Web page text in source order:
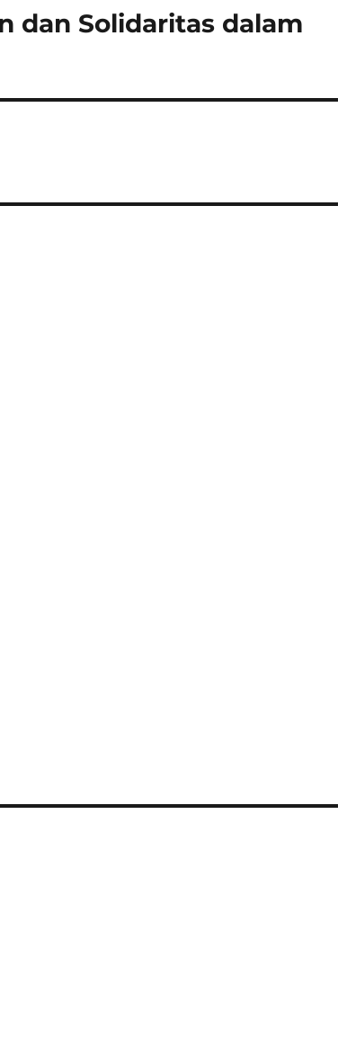
dan Solidaritas dalam